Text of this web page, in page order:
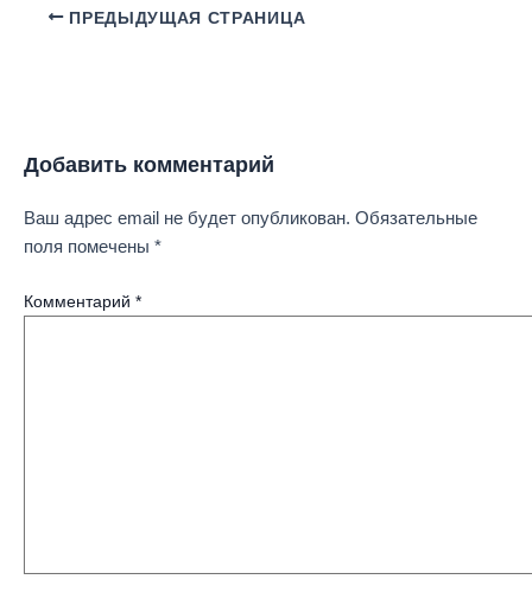
ПРЕДЫДУЩАЯ СТРАНИЦА
Добавить комментарий
Ваш адрес email не будет опубликован. Обязательные
поля помечены *
Комментарий *